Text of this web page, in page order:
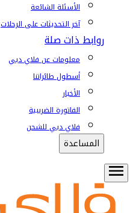
الأسئلة الشائعة
آخر التحديثات على الرحلات
روابط ذات صلة
معلومات عن فلاي دبي
أسطول طائراتنا
الأخبار
الفاتورة الضريبية
فلاي دبي للشحن
المساعدة